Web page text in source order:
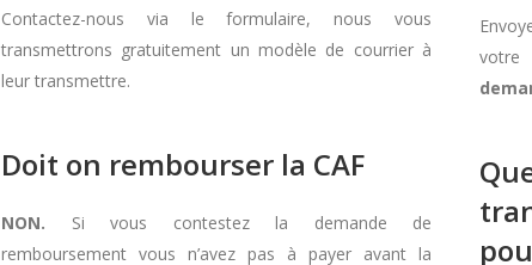
Contactez-nous via le formulaire, nous vous
transmettrons gratuitement un modèle de courrier à
leur transmettre.
Doit on rembourser la CAF
NON. Si vous contestez la demande de
remboursement vous n’avez pas à payer avant la
votre